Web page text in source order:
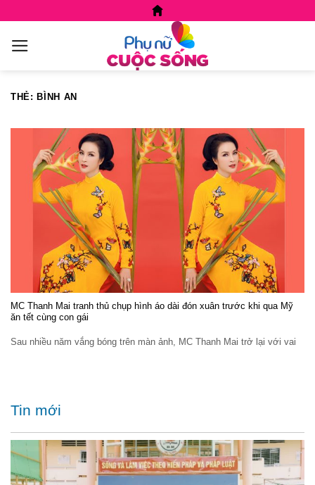
content
THẺ: BÌNH AN
MC Thanh Mai tranh thủ chụp hình áo dài đón xuân trước khi qua Mỹ
ăn tết cùng con gái
Sau nhiều năm vắng bóng trên màn ảnh, MC Thanh Mai trở lại với vai
Tin mới